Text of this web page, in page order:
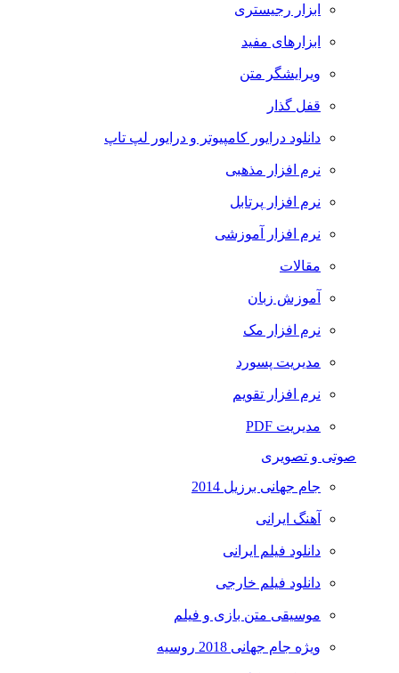
ابزار رجیستری
ابزارهای مفید
ویرایشگر متن
قفل گذار
دانلود درایور کامپیوتر و درایور لپ تاپ
نرم افزار مذهبی
نرم افزار پرتابل
نرم افزار آموزشی
مقالات
آموزش زبان
نرم افزار مک
مدیریت پسورد
نرم افزار تقویم
مدیریت PDF
صوتی و تصویری
جام جهانی برزیل 2014
آهنگ ایرانی
دانلود فیلم ایرانی
دانلود فیلم خارجی
موسیقی متن بازی و فیلم
ویژه جام جهانی 2018 روسیه